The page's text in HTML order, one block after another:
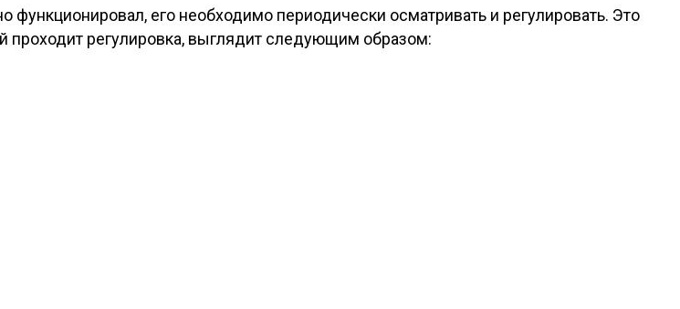
его необходимо периодически осматривать и регулировать. Это
проходит регулировка, выглядит следующим образом: